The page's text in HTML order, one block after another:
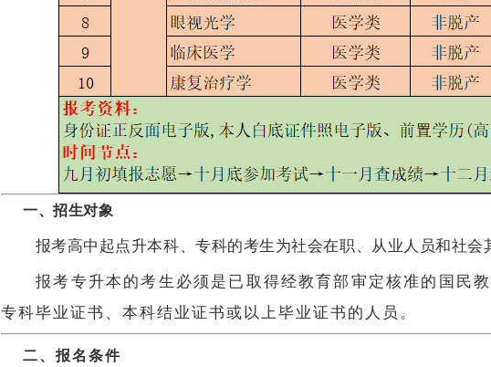
一、招生对象
报考高中起点升本科、专科的考生为社会在职、从业人员和社会
报考专升本的考生必须是已取得经教育部审定核准的国民
专科毕业证书、本科结业证书或以上毕业证书的人员。
二、报名条件